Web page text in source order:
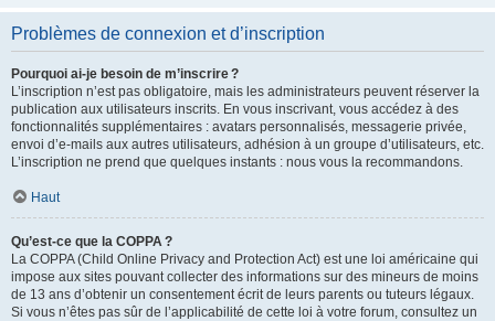
Problèmes de connexion et d’inscription
Pourquoi ai-je besoin de m’inscrire ?
L’inscription n’est pas obligatoire, mais les administrateurs peuvent réserver la
publication aux utilisateurs inscrits. En vous inscrivant, vous accédez à des
fonctionnalités supplémentaires : avatars personnalisés, messagerie privée,
envoi d’e-mails aux autres utilisateurs, adhésion à un groupe d’utilisateurs, etc.
L’inscription ne prend que quelques instants : nous vous la recommandons.
Haut
Qu’est-ce que la COPPA ?
La COPPA (Child Online Privacy and Protection Act) est une loi américaine qui
impose aux sites pouvant collecter des informations sur des mineurs de moins
de 13 ans d’obtenir un consentement écrit de leurs parents ou tuteurs légaux.
Si vous n’êtes pas sûr de l’applicabilité de cette loi à votre forum, consultez un